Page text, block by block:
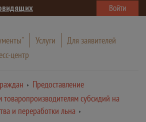
Войти
Услуги
Для заявителей
центр
Предоставление
товаропроизводителям субсидий на
и переработки льна